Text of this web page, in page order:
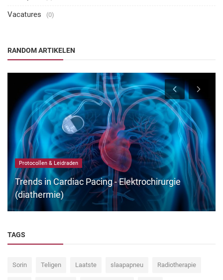
Vacatures (0)
RANDOM ARTIKELEN
Protocollen & Leidraden
Trends in Cardiac Pacing - Elektrochirurgie
(diathermie)
TAGS
Sorin Teligen Laatste slaapapneu Radiotherapie